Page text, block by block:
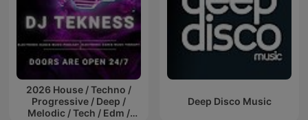
2026 House / Techno /
Progressive / Deep /
Melodic / Tech / Edm /
Deep Disco Music